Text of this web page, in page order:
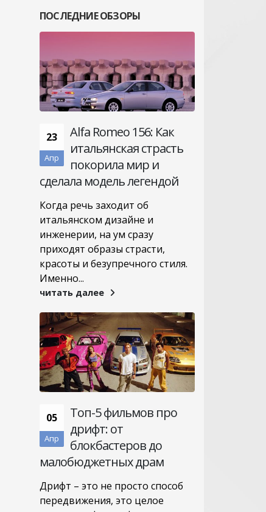
ПОСЛЕДНИЕ ОБЗОРЫ
23
Апр
Alfa Romeo 156: Как
итальянская страсть
покорила мир и
сделала модель легендой
Когда речь заходит об
итальянском дизайне и
инженерии, на ум сразу
приходят образы страсти,
красоты и безупречного стиля.
Именно...
читать далее
05
Апр
Топ-5 фильмов про
дрифт: от
блокбастеров до
малобюджетных драм
Дрифт – это не просто способ
передвижения, это целое